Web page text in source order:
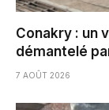
Conakry : un
démantelé
7 AOÛT 2026